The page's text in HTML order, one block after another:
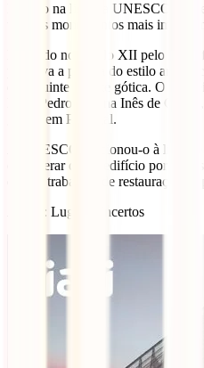
Inscrito na lista da UNESCO
um dos monumentos mais
Fundado no século XII pelo Rei
preserva a pureza do estilo
de requinte da arte gótica. O
Dom Pedro e Dona Inês de
gótico em Portugal.
A UNESCO adicionou-o à lista
considerar que o edifício
que os trabalhos de restauração
: Lugares Incertos